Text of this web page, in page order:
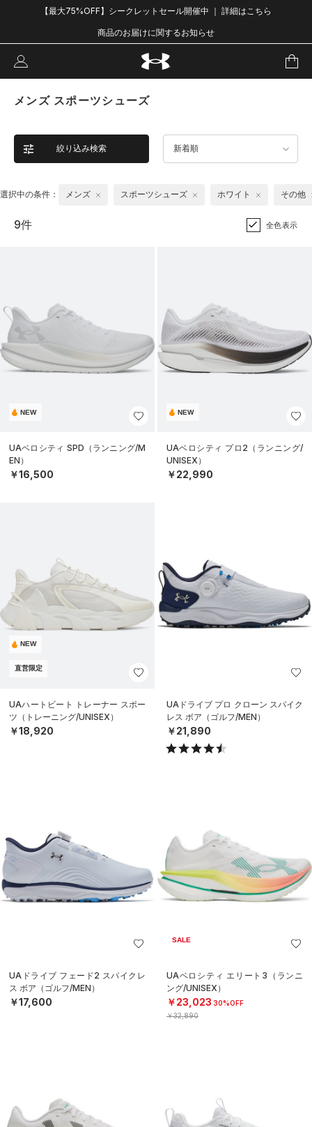
【最大75%OFF】シークレットセール開催中 ｜ 詳細はこちら
商品のお届けに関するお知らせ
メンズ スポーツシューズ
絞り込み検索 新着順
選択中の条件： メンズ スポーツシューズ ホワイト その他
9件 全色表示
NEW
UAベロシティ SPD（ランニング/M
EN）
￥16,500
NEW
UAベロシティ プロ2（ランニング/
UNISEX）
￥22,990
NEW
直営限定
UAハートビート トレーナー スポー
ツ（トレーニング/UNISEX）
￥18,920
UAドライブ プロ クローン スパイク
レス ボア（ゴルフ/MEN）
￥21,890
UAドライブ フェード2 スパイクレ
ス ボア（ゴルフ/MEN）
￥17,600
SALE
UAベロシティ エリート3（ランニ
ング/UNISEX）
￥23,023 30%OFF
￥32,890